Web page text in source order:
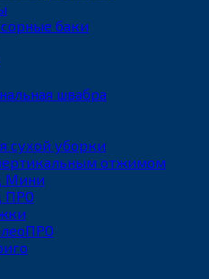
баки
швабра
сухой уборки
отжимом
Мини
ПРО